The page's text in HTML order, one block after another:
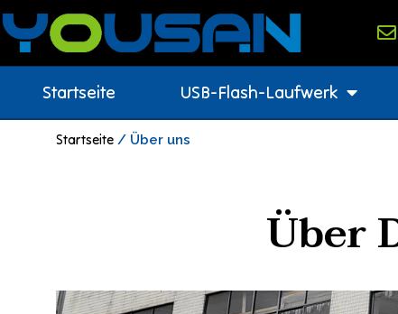
Startseite USB-Flash-Laufwerk
Startseite / Über uns
Über